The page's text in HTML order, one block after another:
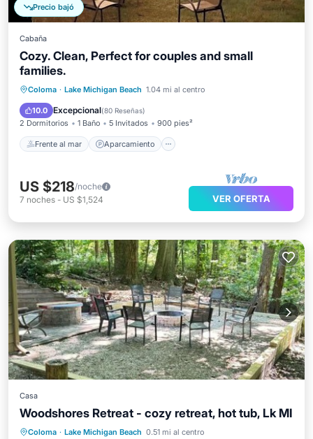
Precio bajó
Cabaña
Cozy. Clean, Perfect for couples and small
families.
Coloma · Lake Michigan Beach 1.04 mi al centro
10.0 Excepcional(80 Reseñas)
2 Dormitorios 1 Baño 5 Invitados 900 pies²
Frente al mar Aparcamiento
Frente al mar
Aparcamiento
Vista al mar
US $218/noche
7 noches - US $1,524 VER OFERTA
Casa
Woodshores Retreat - cozy retreat, hot tub, Lk MI
Coloma · Lake Michigan Beach 0.51 mi al centro
Bañera de hidromasaje
Aparcamiento